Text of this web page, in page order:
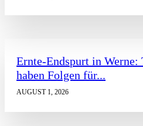
Ernte-Endspurt in
haben Folgen für...
AUGUST 1, 2026